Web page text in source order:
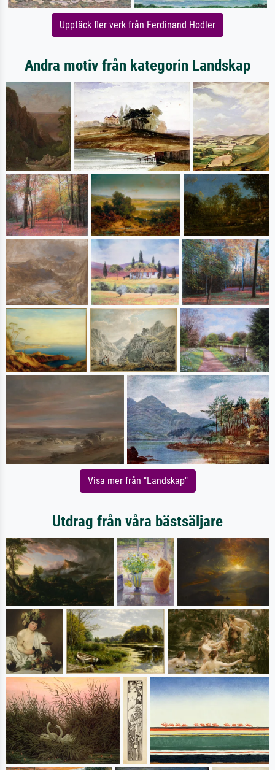
Upptäck fler verk från Ferdinand Hodler
Andra motiv från kategorin Landskap
Visa mer från "Landskap"
Utdrag från våra bästsäljare